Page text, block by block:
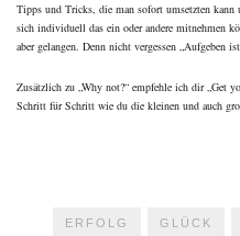
Tipps und Tricks, die man sofort umsetzten kann
sich individuell das ein oder andere mitnehmen
aber gelangen. Denn nicht vergessen „Aufgeben
Zusätzlich zu „Why not?“ empfehle ich dir„Get
Schritt für Schritt wie du die kleinen und auch
ERFOLG GLÜCK